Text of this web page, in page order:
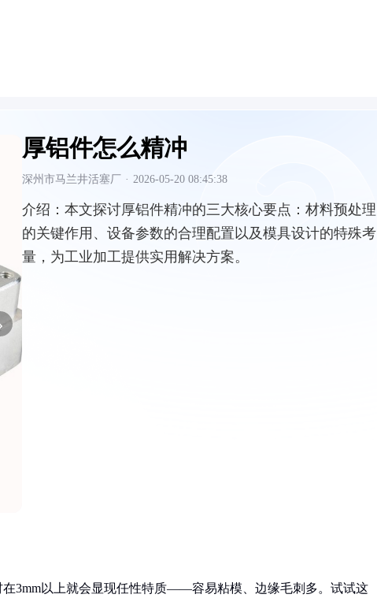
厚铝件怎么精冲
深州市马兰井活塞厂 · 2026-05-20 08:45:38
介绍： 本文探讨厚铝件精冲的三大核心要点：材料预处理
的关键作用、设备参数的合理配置以及模具设计的特殊考
量，为工业加工提供实用解决方案。
3mm以上就会显现任性特质——容易粘模、边缘毛刺多。试试这